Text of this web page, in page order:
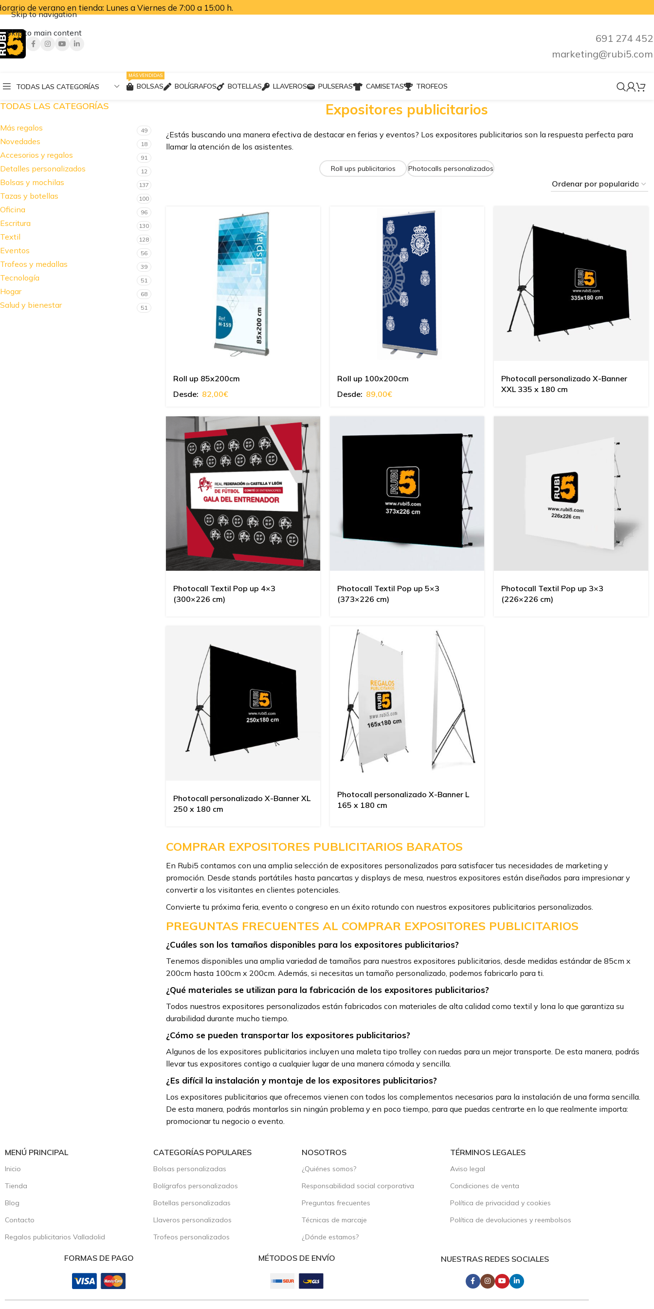
Skip to navigation
Skip to main content
de verano en tienda: Lunes a Viernes de 7:00 a 15:00 h.
691 274 452
marketing@rubi5.com
TODAS LAS CATEGORÍAS BOLSAS
MÁS VENDIDAS
BOLÍGRAFOS BOTELLAS LLAVEROS PULSERAS CAMISETAS TROFEOS
TODAS LAS CATEGORÍAS
Más regalos 49
Novedades 18
Accesorios y regalos 91
Detalles personalizados 12
Bolsas y mochilas 137
Tazas y botellas 100
Oficina 96
Escritura 130
Textil 128
Eventos 56
Trofeos y medallas 39
Tecnología 51
Hogar 68
Salud y bienestar 51
Expositores publicitarios
¿Estás buscando una manera efectiva de destacar en ferias y eventos? Los expositores publicitarios son la respuesta perfecta para
llamar la atención de los asistentes.
Roll ups publicitarios Photocalls personalizados
Roll up 85x200cm
Desde: 82,00€
Roll up 100x200cm
Desde: 89,00€
Photocall personalizado X-Banner
XXL 335 x 180 cm
Photocall Textil Pop up 4×3
(300×226 cm)
Photocall Textil Pop up 5×3
(373×226 cm)
Photocall Textil Pop up 3×3
(226×226 cm)
Photocall personalizado X-Banner XL
250 x 180 cm
Photocall personalizado X-Banner L
165 x 180 cm
COMPRAR EXPOSITORES PUBLICITARIOS BARATOS
En Rubi5 contamos con una amplia selección de expositores personalizados para satisfacer tus necesidades de marketing y
promoción. Desde stands portátiles hasta pancartas y displays de mesa, nuestros expositores están diseñados para impresionar y
convertir a los visitantes en clientes potenciales.
Convierte tu próxima feria, evento o congreso en un éxito rotundo con nuestros expositores publicitarios personalizados.
PREGUNTAS FRECUENTES AL COMPRAR EXPOSITORES PUBLICITARIOS
¿Cuáles son los tamaños disponibles para los expositores publicitarios?
Tenemos disponibles una amplia variedad de tamaños para nuestros expositores publicitarios, desde medidas estándar de 85cm x
200cm hasta 100cm x 200cm. Además, si necesitas un tamaño personalizado, podemos fabricarlo para ti.
¿Qué materiales se utilizan para la fabricación de los expositores publicitarios?
Todos nuestros expositores personalizados están fabricados con materiales de alta calidad como textil y lona lo que garantiza su
durabilidad durante mucho tiempo.
¿Cómo se pueden transportar los expositores publicitarios?
Algunos de los expositores publicitarios incluyen una maleta tipo trolley con ruedas para un mejor transporte. De esta manera, podrás
llevar tus expositores contigo a cualquier lugar de una manera cómoda y sencilla.
¿Es difícil la instalación y montaje de los expositores publicitarios?
Los expositores publicitarios que ofrecemos vienen con todos los complementos necesarios para la instalación de una forma sencilla.
De esta manera, podrás montarlos sin ningún problema y en poco tiempo, para que puedas centrarte en lo que realmente importa:
promocionar tu negocio o evento.
MENÚ PRINCIPAL
Inicio
Tienda
Blog
Contacto
Regalos publicitarios Valladolid
CATEGORÍAS POPULARES
Bolsas personalizadas
Bolígrafos personalizados
Botellas personalizadas
Llaveros personalizados
Trofeos personalizados
NOSOTROS
¿Quiénes somos?
Responsabilidad social corporativa
Preguntas frecuentes
Técnicas de marcaje
¿Dónde estamos?
TÉRMINOS LEGALES
Aviso legal
Condiciones de venta
Política de privacidad y cookies
Política de devoluciones y reembolsos
FORMAS DE PAGO MÉTODOS DE ENVÍO NUESTRAS REDES SOCIALES